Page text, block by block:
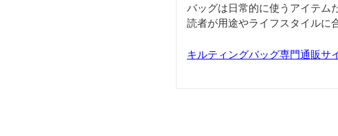
バッグは日常的に使うアイテム
読者が用途やライフスタイルに
キルティングバッグ専門通販サ